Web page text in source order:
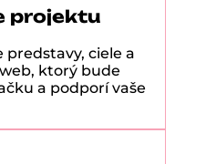
projektu
predstavy, ciele a
ktorý bude
a podporí vaše